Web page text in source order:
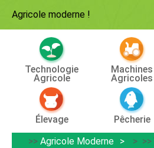
Agricole moderne !
Technologie
Agricole
Machines
Agricoles
Élevage Pêcherie
>> Agricole Moderne > >>